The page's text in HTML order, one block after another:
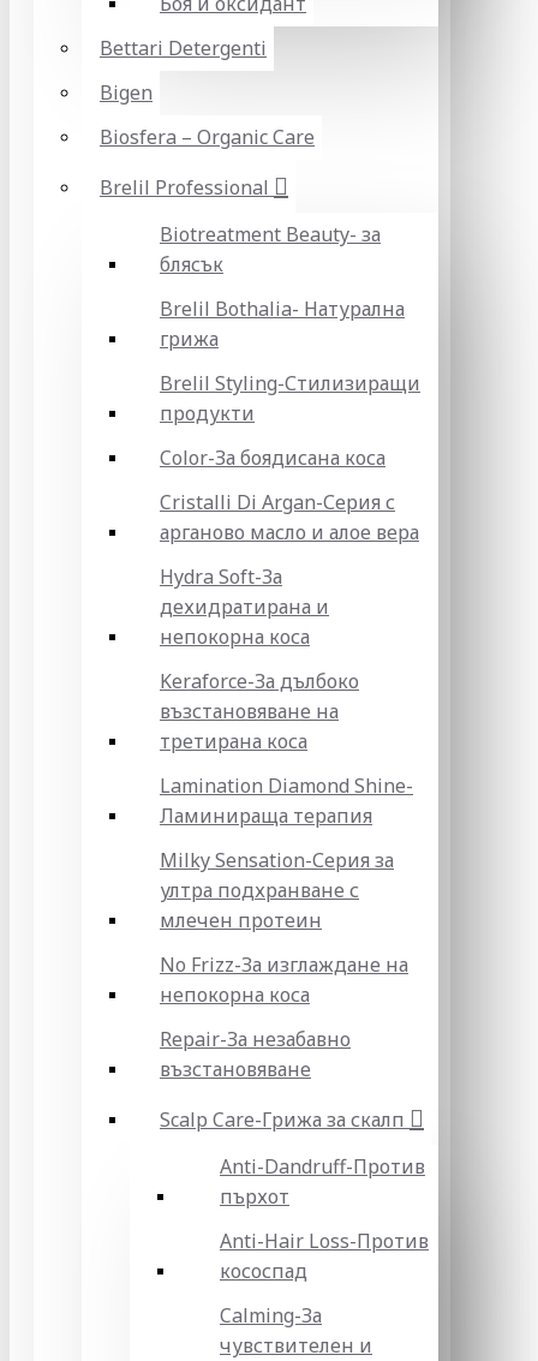
Bettari Detergenti
Bigen
Biosfera – Organic Care
Brelil Professional
Biotreatment Beauty- за
блясък
Brelil Bothalia- Натурална
грижа
Brelil Styling-Стилизиращи
продукти
Color-За боядисана коса
Cristalli Di Argan-Серия с
арганово масло и алое вера
Hydra Soft-За
дехидратирана и
непокорна коса
Keraforce-За дълбоко
възстановяване на
третирана коса
Lamination Diamond Shine-
Ламинираща терапия
Milky Sensation-Серия за
ултра подхранване с
млечен протеин
No Frizz-За изглаждане на
непокорна коса
Repair-За незабавно
възстановяване
Scalp Care-Грижа за скалп
Anti-Dandruff-Против
пърхот
Anti-Hair Loss-Против
кососпад
Calming-За
чувствителен и